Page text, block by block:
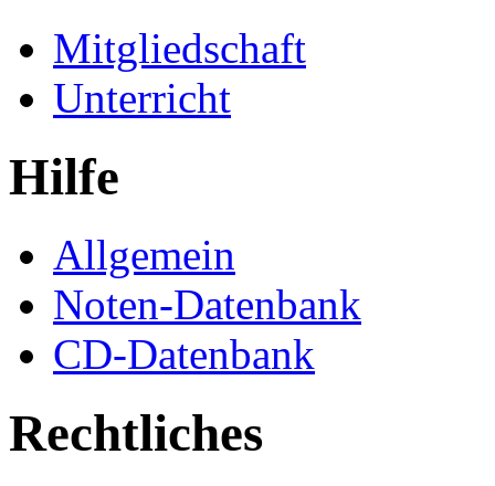
Mitgliedschaft
Unterricht
Hilfe
Allgemein
Noten-Datenbank
CD-Datenbank
Rechtliches